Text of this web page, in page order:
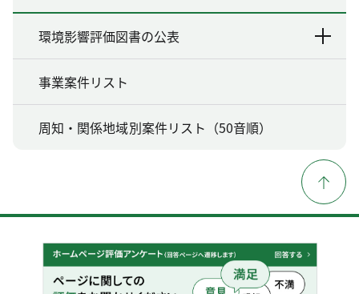
環境影響評価図書の公表
事業案件リスト
周知・関係地域別案件リスト（50音順）